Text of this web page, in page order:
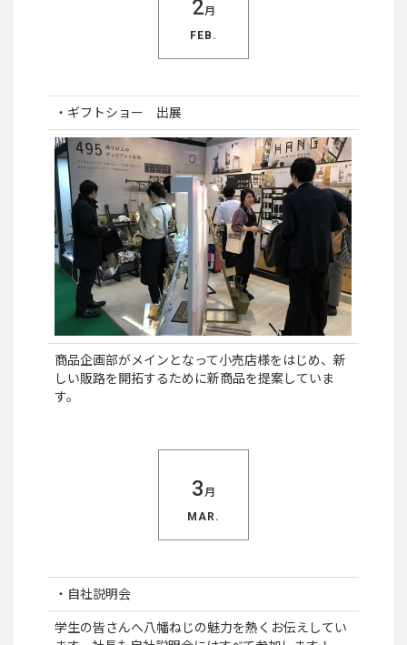
2月
FEB.
・ギフトショー 出展
商品企画部がメインとなって小売店様をはじめ、新
しい販路を開拓するために新商品を提案していま
す。
3 月
MAR.
・自社説明会
学生の皆さんへ八幡ねじの魅力を熱くお伝えしてい